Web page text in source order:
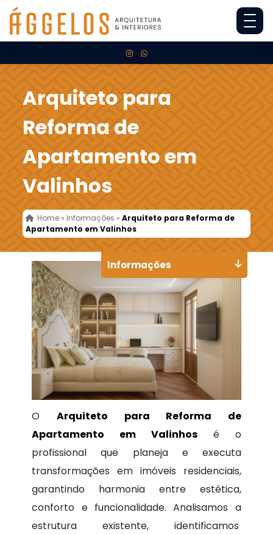
Arquiteto para
Reforma de
Apartamento em
Valinhos
Home » Informações »Arquiteto para Reforma de
Apartamento em Valinhos
O Arquiteto para Reforma de
Apartamento em Valinhos é o
profissional que planeja e executa
transformações em imóveis residenciais,
garantindo harmonia entre estética,
conforto e funcionalidade. Analisamos a
estrutura existente, identificamos
Informações